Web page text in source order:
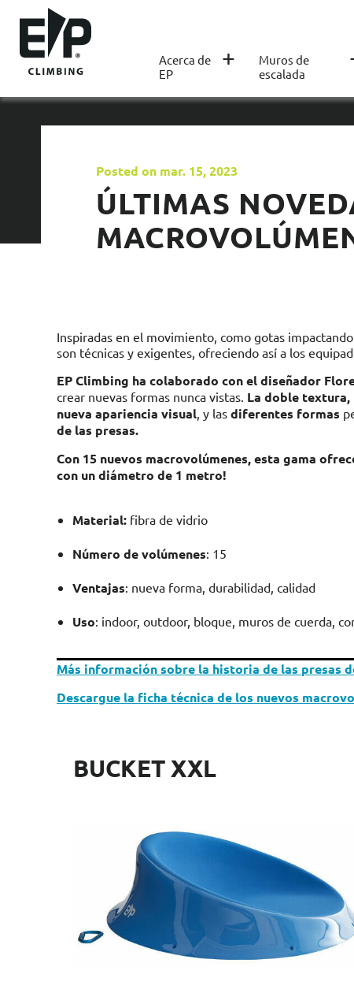
Acerca de
EP
+
Muros de
escalada
Posted on mar. 15, 2023
ÚLTIMAS
Inspiradas en el movimiento, como gotas
son técnicas y exigentes, ofreciendo así a los
EP Climbing ha colaborado con el diseñador
crear nuevas formas nunca vistas. La doble
nueva apariencia visual, y las diferentes formas
de las presas.
Con 15 nuevos macrovolúmenes, esta gama
con un diámetro de 1 metro!
Material: fibra de vidrio
Número de volúmenes: 15
Ventajas: nueva forma, durabilidad, calidad
Uso: indoor, outdoor, bloque, muros de cuerda,
Más información sobre la historia de las presas
Descargue la ficha técnica de los nuevos
BUCKET XXL